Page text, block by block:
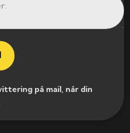
på mail, når din